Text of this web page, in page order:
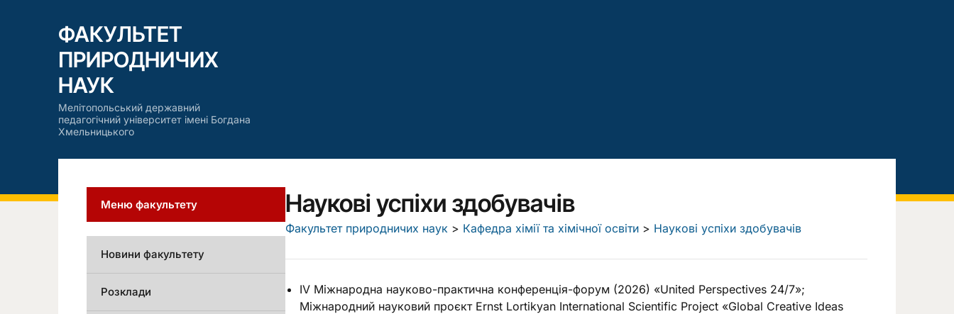
ФАКУЛЬТЕТ
ПРИРОДНИЧИХ
НАУК
Мелітопольський державний
педагогічний університет імені Богдана
Хмельницького
Наукові успіхи здобувачів
Факультет природничих наук > Кафедра хімії та хімічної освіти > Наукові успіхи здобувачів
IV Міжнародна науково-практична конференція-форум (2026) «United Perspectives 24/7»;
Міжнародний науковий проєкт Ernst Lortikyan International Scientific Project «Global Creative Ideas
Меню факультету
Новини факультету
Розклади